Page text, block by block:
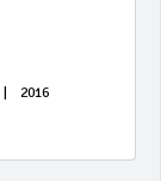
2016